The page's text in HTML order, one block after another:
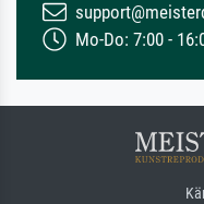
Mo-Do: 7:00 -